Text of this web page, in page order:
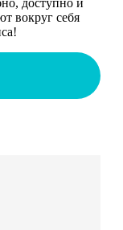
вокруг себя